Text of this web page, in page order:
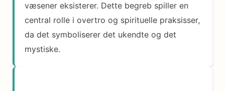
væsener eksisterer. Dette begreb spiller en
central rolle i overtro og spirituelle praksisser,
da det symboliserer det ukendte og det
mystiske.